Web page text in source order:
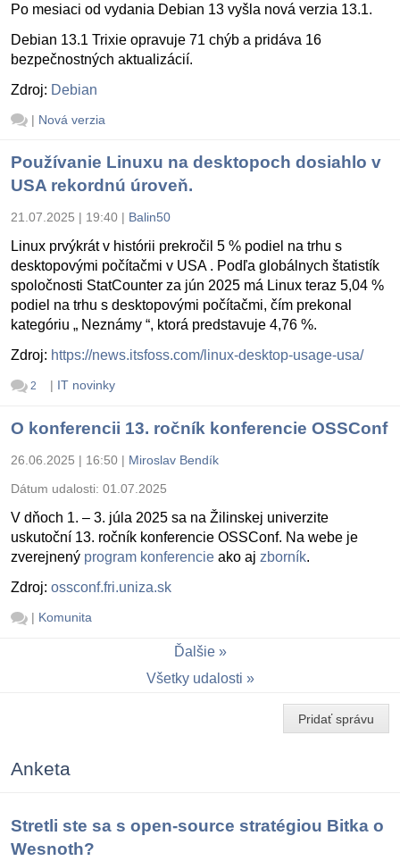
Po mesiaci od vydania Debian 13 vyšla nová verzia 13.1.
Debian 13.1 Trixie opravuje 71 chýb a pridáva 16
bezpečnostných aktualizácií.
Zdroj: Debian
| Nová verzia
Používanie Linuxu na desktopoch dosiahlo v
USA rekordnú úroveň.
21.07.2025 | 19:40 | Balin50
Linux prvýkrát v histórii prekročil 5 % podiel na trhu s
desktopovými počítačmi v USA . Podľa globálnych štatistík
spoločnosti StatCounter za jún 2025 má Linux teraz 5,04 %
podiel na trhu s desktopovými počítačmi, čím prekonal
kategóriu „ Neznámy “, ktorá predstavuje 4,76 %.
Zdroj: https://news.itsfoss.com/linux-desktop-usage-usa/
2 | IT novinky
O konferencii 13. ročník konferencie OSSConf
26.06.2025 | 16:50 | Miroslav Bendík
Dátum udalosti: 01.07.2025
V dňoch 1. – 3. júla 2025 sa na Žilinskej univerzite
uskutoční 13. ročník konferencie OSSConf. Na webe je
zverejnený program konferencie ako aj zborník.
Zdroj: ossconf.fri.uniza.sk
| Komunita
Ďalšie
Všetky udalosti
Pridať správu
Anketa
Stretli ste sa s open-source stratégiou Bitka o
Wesnoth?